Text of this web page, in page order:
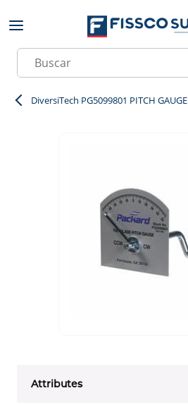
Skip to main content
Site Search
DiversiTech PG5099801 PITCH GAUGE
Attributes